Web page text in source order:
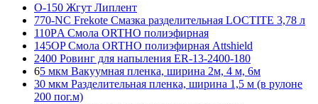
О-150 Жгут Липлент
770-NC Frekote Смазка разделительная LOCTITE 3,78 л
110РA Смола ORTHO полиэфирная
145OP Смола ORTHO полиэфирная Attshield
2400 Ровинг для напыления ER-13-2400-180
65 мкм Вакуумная пленка, ширина 2м, 4 м, 6м
30 мкм Разделительная пленка, ширина 1,5 м (в рулоне
200 пог.м)